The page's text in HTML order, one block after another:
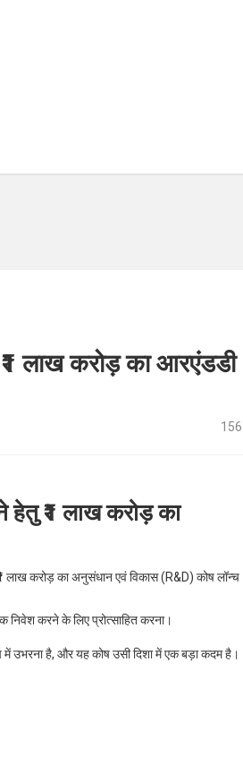
₹1 लाख करोड़ का आरएंडडी
156
हेतु ₹1 लाख करोड़ का
लाख करोड़ का अनुसंधान एवं विकास (R&D) कोष लॉन्च
निवेश करने के लिए प्रोत्साहित करना।
उभरना है, और यह कोष उसी दिशा में एक बड़ा कदम है।